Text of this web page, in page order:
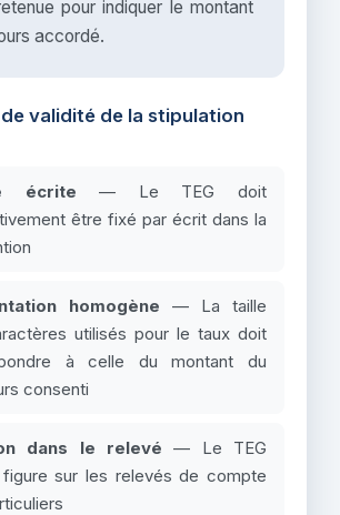
pour indiquer le montant
accordé.
validité de la stipulation
écrite — Le TEG doit
être fixé par écrit dans la
homogène — La taille
utilisés pour le taux doit
à celle du montant du
consenti
dans le relevé — Le TEG
figure sur les relevés de compte